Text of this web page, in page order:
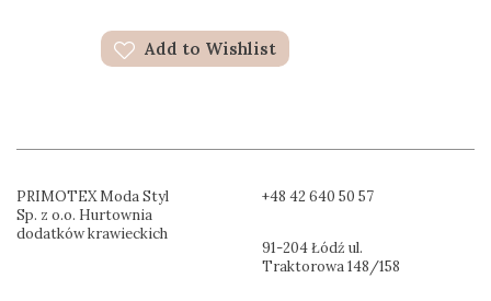
Add to Wishlist
PRIMOTEX Moda Styl
Sp. z o.o. Hurtownia
dodatków krawieckich
+48 42 640 50 57
91-204 Łódź ul.
Traktorowa 148/158